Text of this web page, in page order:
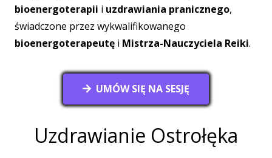
bioenergoterapii i uzdrawiania pranicznego,
świadczone przez wykwalifikowanego
bioenergoterapeutę i Mistrza-Nauczyciela Reiki.
UMÓW SIĘ NA SESJĘ
Uzdrawianie Ostrołęka